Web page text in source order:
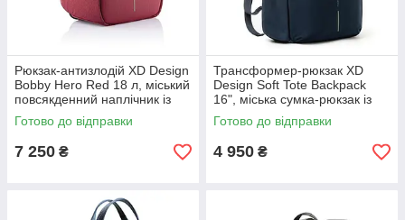
Рюкзак-антизлодій XD Design
Bobby Hero Red 18 л, міський
повсякденний наплічник із
захистом від крадіжок,
червоний
Готово до відправки
7 250 ₴
Трансформер-рюкзак XD
Design Soft Tote Backpack
16", міська сумка-рюкзак із
захистом від крадіжок
Готово до відправки
4 950 ₴